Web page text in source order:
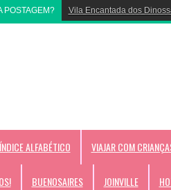
POSTAGEM? Vila Encantada dos
ÍNDICE ALFABÉTICO VIAJAR COM
BUENOSAIRES JOINVILLE